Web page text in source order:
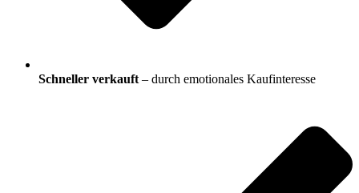
Schneller verkauft – durch emotionales Kaufinteresse